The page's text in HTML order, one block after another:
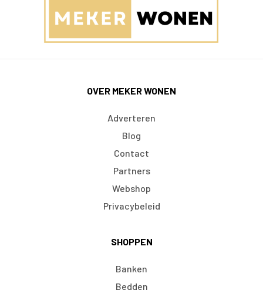
OVER MEKER WONEN
Adverteren
Blog
Contact
Partners
Webshop
Privacybeleid
SHOPPEN
Banken
Bedden